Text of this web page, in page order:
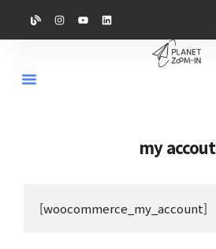
my accout
[woocommerce_my_account]